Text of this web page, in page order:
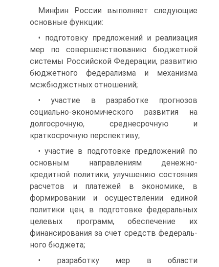
Минфин России выполняет следующие
основные функции:
• подготовку предложений и реализация
мер по совершенство­ванию бюджетной
системы Российской Федерации, развитию
бюд­жетного федерализма и механизма
мсжбюджстных отношений;
• участие в разработке прогнозов
социально-экономического развития на
долгосрочную, среднесрочную и
краткосрочную пер­спективу;
• участие в подготовке предложений по
основным направле­ниям денежно-
кредитной политики, улучшению состояния
расче­тов и платежей в экономике, в
формировании и осуществлении единой
политики цен, в подготовке федеральных
целевых про­грамм, обеспечение их
финансирования за счет средств федераль­
ного бюджета;
• разработку мер в области